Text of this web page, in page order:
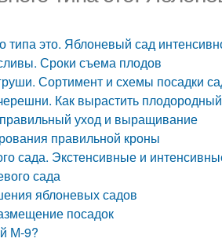
типа это. Яблоневый сад
Сроки съема плодов
Сортимент и схемы посадки
Как вырастить
уход и выращивание
правильной кроны
сада. Экстенсивные и
сада
яблоневых садов
посадок
М-9?